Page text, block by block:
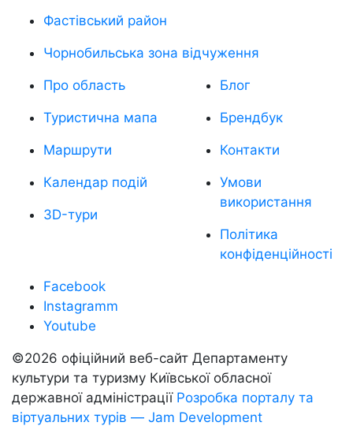
Фастівський район
Чорнобильська зона відчуження
Про область
Туристична мапа
Маршрути
Календар подій
3D-тури
Блог
Брендбук
Контакти
Умови
використання
Політика
конфіденційності
Facebook
Instagramm
Youtube
©2026 офіційний веб-сайт Департаменту
культури та туризму Київської обласної
державної адміністрації Розробка порталу та
віртуальних турів — Jam Development